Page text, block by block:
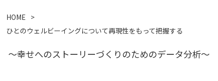
HOME
ひとのウェルビーイングについて再現性をもって把握する
～幸せへのストーリーづくりのためのデータ分析～